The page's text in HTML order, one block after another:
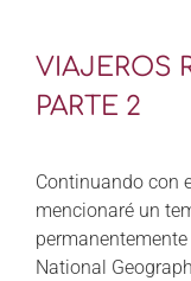
VIAJEROS
PARTE 2
Continuando con
mencionaré un
National